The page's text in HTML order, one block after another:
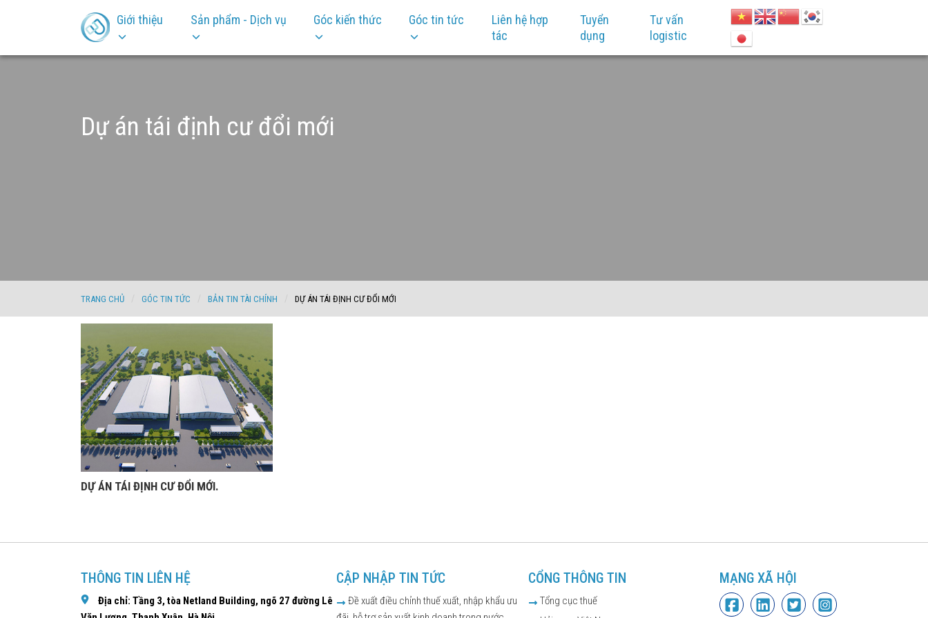
Giới thiệu Sản phẩm - Dịch vụ Góc kiến thức Góc tin tức
Liên hệ hợp
tác
Tuyển
dụng
Tư vấn
logistic
Dự án tái định cư đổi mới
TRANG CHỦ GÓC TIN TỨC BẢN TIN TÀI CHÍNH DỰ ÁN TÁI ĐỊNH CƯ ĐỔI MỚI
DỰ ÁN TÁI ĐỊNH CƯ ĐỔI MỚI.
THÔNG TIN LIÊN HỆ
Địa chỉ: Tầng 3, tòa Netland Building, ngõ 27 đường Lê
CẬP NHẬP TIN TỨC
Đề xuất điều chỉnh thuế xuất, nhập khẩu ưu
CỔNG THÔNG TIN
Tổng cục thuế
MẠNG XÃ HỘI